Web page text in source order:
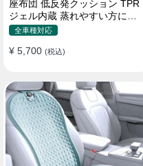
座布団 低反発クッション TPR
ジェル内蔵 蒸れやすい方にお
勧め おしり 熱い
全車種対応
¥ 5,700 (税込)